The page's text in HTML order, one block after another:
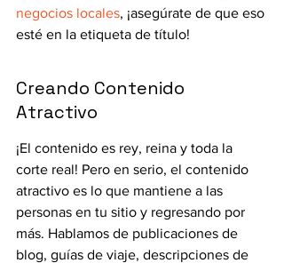
negocios locales, ¡asegúrate de que eso
esté en la etiqueta de título!
Creando Contenido
Atractivo
¡El contenido es rey, reina y toda la
corte real! Pero en serio, el contenido
atractivo es lo que mantiene a las
personas en tu sitio y regresando por
más. Hablamos de publicaciones de
blog, guías de viaje, descripciones de